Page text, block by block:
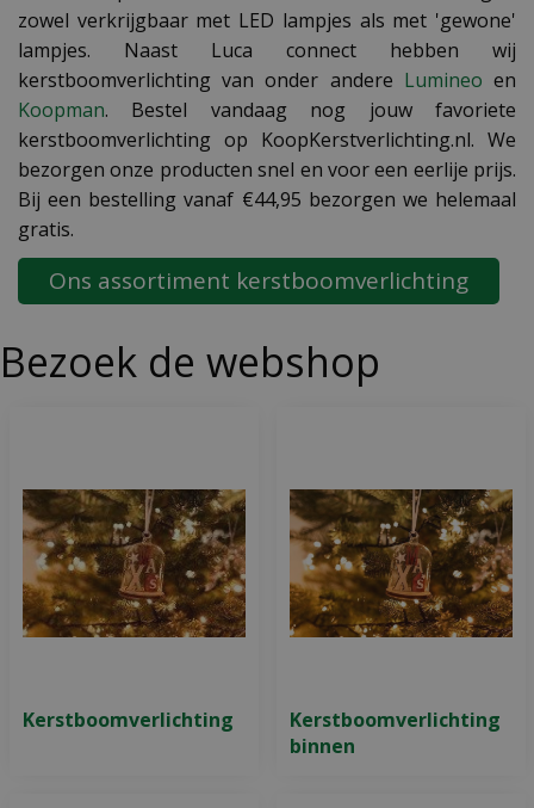
zowel verkrijgbaar met LED lampjes als met 'gewone'
lampjes. Naast Luca connect hebben wij
kerstboomverlichting van onder andere Lumineo en
Koopman. Bestel vandaag nog jouw favoriete
kerstboomverlichting op KoopKerstverlichting.nl. We
bezorgen onze producten snel en voor een eerlije prijs.
Bij een bestelling vanaf €44,95 bezorgen we helemaal
gratis.
Ons assortiment kerstboomverlichting
Bezoek de webshop
Kerstboomverlichting
Kerstboomverlichting
binnen